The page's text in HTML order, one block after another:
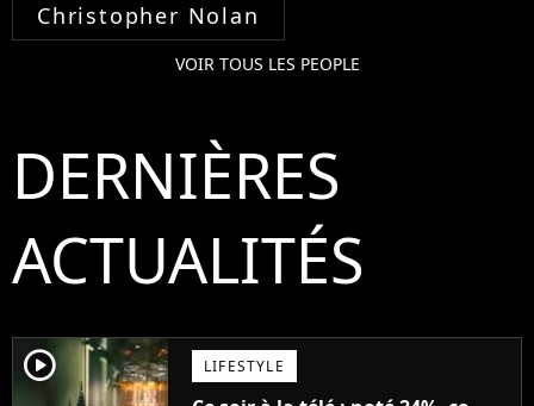
Christopher Nolan
VOIR TOUS LES PEOPLE
DERNIÈRES
ACTUALITÉS
player2 LIFESTYLE